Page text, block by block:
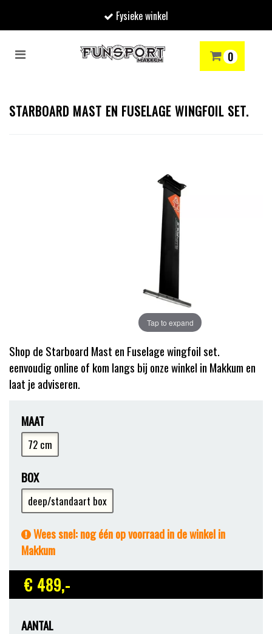
Fysieke winkel
Toggle
0
SKIËN WINTERSPORTSHOP
STARBOARD MAST EN FUSELAGE WINGFOIL SET.
Tap to expand
Shop de Starboard Mast en Fuselage wingfoil set.
eenvoudig online of kom langs bij onze winkel in Makkum en
laat je adviseren.
MAAT
72 cm
BOX
deep/standaart box
Wees snel: nog één op voorraad in de winkel in
Makkum
€ 489,-
AANTAL